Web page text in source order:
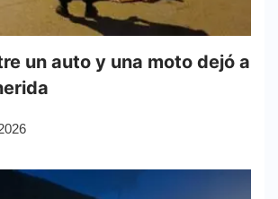
un auto y una moto dejó a